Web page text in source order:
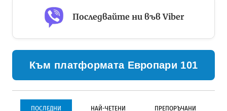
Последвайте ни във Viber
Към платформата Европари 101
ПОСЛЕДНИ НАЙ-ЧЕТЕНИ ПРЕПОРЪЧАНИ